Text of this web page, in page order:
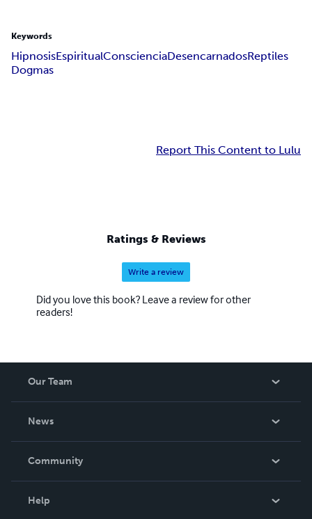
Keywords
HipnosisEspiritualConscienciaDesencarnadosReptiles
Dogmas
Report This Content to Lulu
Ratings & Reviews
Write a review
Did you love this book? Leave a review for other
readers!
Our Team
News
In The News
Community
Help